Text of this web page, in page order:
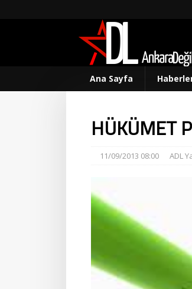
Ana Sayfa
HÜKÜMET
11/09/2013 08:00 ADL